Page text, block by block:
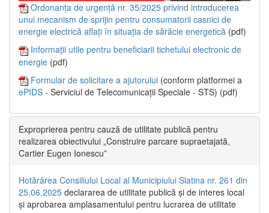
Ordonanța de urgență nr. 35/2025 privind introducerea
unui mecanism de sprijin pentru consumatorii casnici de
energie electrică aflați în situația de sărăcie energetică (pdf)
Informații utile pentru beneficiarii tichetului electronic de
energie (pdf)
Formular de solicitare a ajutorului (conform platformei a
ePIDS - Serviciul de Telecomunicații Speciale - STS) (pdf)
Exproprierea pentru cauză de utilitate publică pentru
realizarea obiectivului „Construire parcare supraetajată,
Cartier Eugen Ionescu”
Hotărârea Consiliului Local al Municipiului Slatina nr. 261 din
25.06.2025 declararea de utilitate publică și de interes local
și aprobarea amplasamentului pentru lucrarea de utilitate